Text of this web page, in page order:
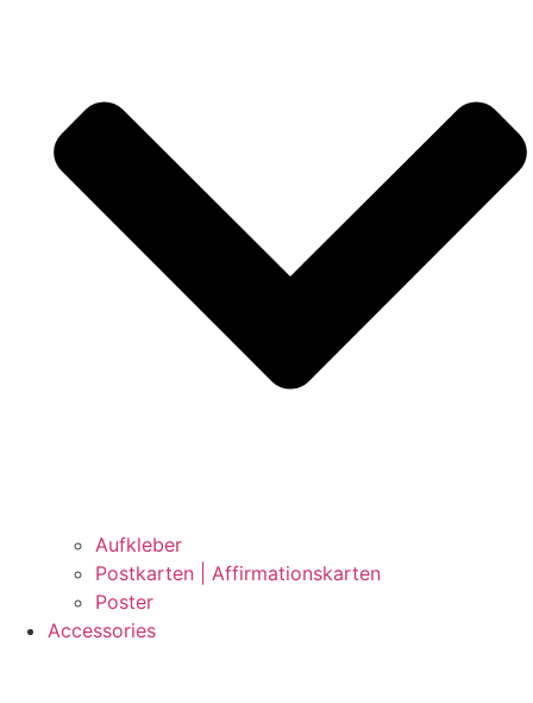
Aufkleber
Postkarten | Affirmationskarten
Poster
Accessories